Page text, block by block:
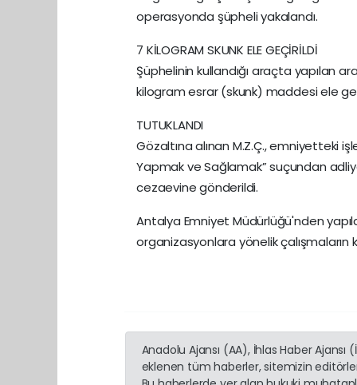
operasyonda şüpheli yakalandı.
7 KİLOGRAM SKUNK ELE GEÇİRİLDİ
Şüphelinin kullandığı araçta yapılan
kilogram esrar (skunk) maddesi ele
TUTUKLANDI
Gözaltına alınan M.Z.Ç., emniyetteki
Yapmak ve Sağlamak” suçundan
cezaevine gönderildi.
Antalya Emniyet Müdürlüğü'nden
organizasyonlara yönelik çalışmaların
Anadolu Ajansı (AA), İhlas Haber
eklenen tüm haberler, sitemizin